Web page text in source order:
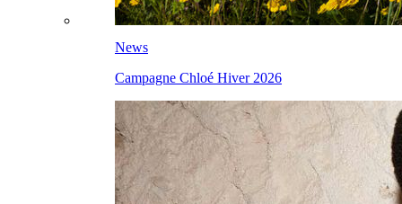
News
Campagne Chloé Hiver 2026